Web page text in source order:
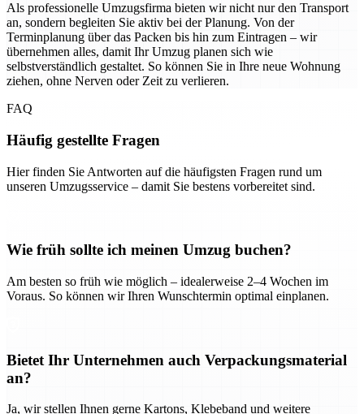
Als professionelle Umzugsfirma bieten wir nicht nur den Transport
an, sondern begleiten Sie aktiv bei der Planung. Von der
Terminplanung über das Packen bis hin zum Eintragen – wir
übernehmen alles, damit Ihr Umzug planen sich wie
selbstverständlich gestaltet. So können Sie in Ihre neue Wohnung
ziehen, ohne Nerven oder Zeit zu verlieren.
FAQ
Häufig gestellte Fragen
Hier finden Sie Antworten auf die häufigsten Fragen rund um
unseren Umzugsservice – damit Sie bestens vorbereitet sind.
Wie früh sollte ich meinen Umzug buchen?
Am besten so früh wie möglich – idealerweise 2–4 Wochen im
Voraus. So können wir Ihren Wunschtermin optimal einplanen.
Bietet Ihr Unternehmen auch Verpackungsmaterial
an?
Ja, wir stellen Ihnen gerne Kartons, Klebeband und weitere